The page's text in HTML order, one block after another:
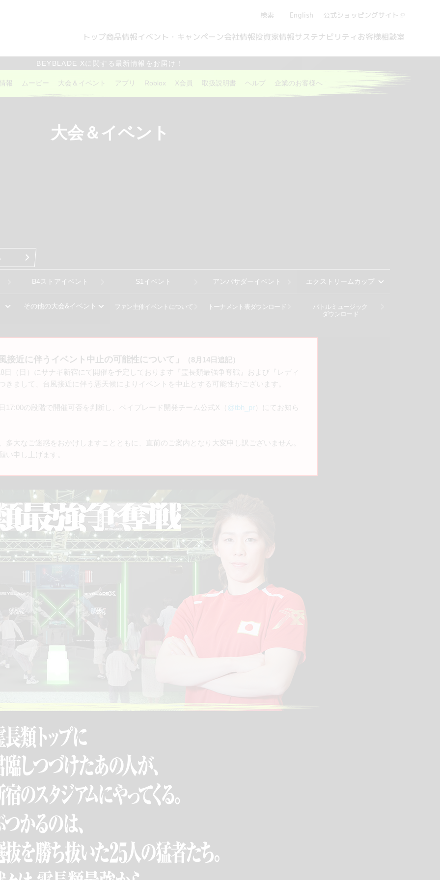
検索 English 公式ショッピングサイト
トップ商品情報イベント・キャンペーン会社情報投資家情報サステナビリティ お客様相談室
BEYBLADE Xに関する最新情報をお届け！
報 ムービー 大会＆イベント アプリ Roblox X会員 取扱説明書 ヘルプ 企業のお客様へ
大会＆イベント
B4ストアイベント S1イベント アンバサダーイベント エクストリームカップ
その他の大会&イベント ファン主催イベントについて トーナメント表ダウンロード
バトルミュージック
ダウンロード
接近に伴うイベント中止の可能性について」
（8月14日追記）
日（日）にサナギ新宿にて開催を予定しております『霊長類最強争奪戦』および『レディ
きまして、台風接近に伴う悪天候によりイベントを中止とする可能性がございます。
17:00の段階で開催可否を判断し、ベイブレード開発チーム公式X（ @tbh_pr ）にてお知ら
多大なご迷惑をおかけしますことともに、直前のご案内となり大変申し訳ございません。
い申し上げます。